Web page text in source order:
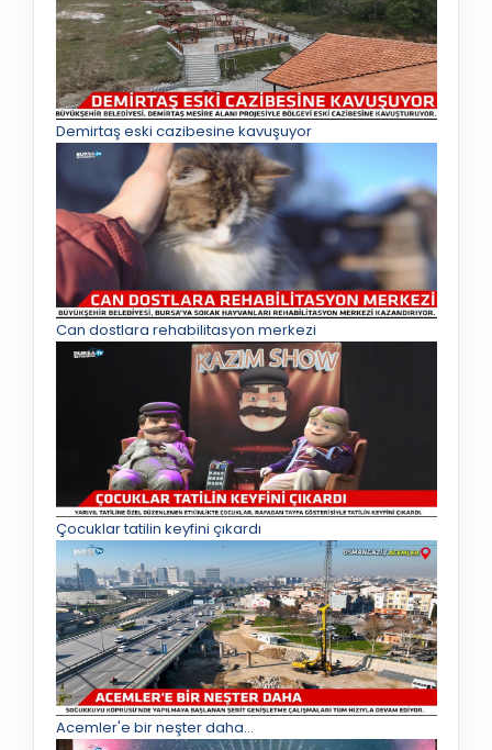
Demirtaş eski cazibesine kavuşuyor
Can dostlara rehabilitasyon merkezi
Çocuklar tatilin keyfini çıkardı
Acemler'e bir neşter daha...